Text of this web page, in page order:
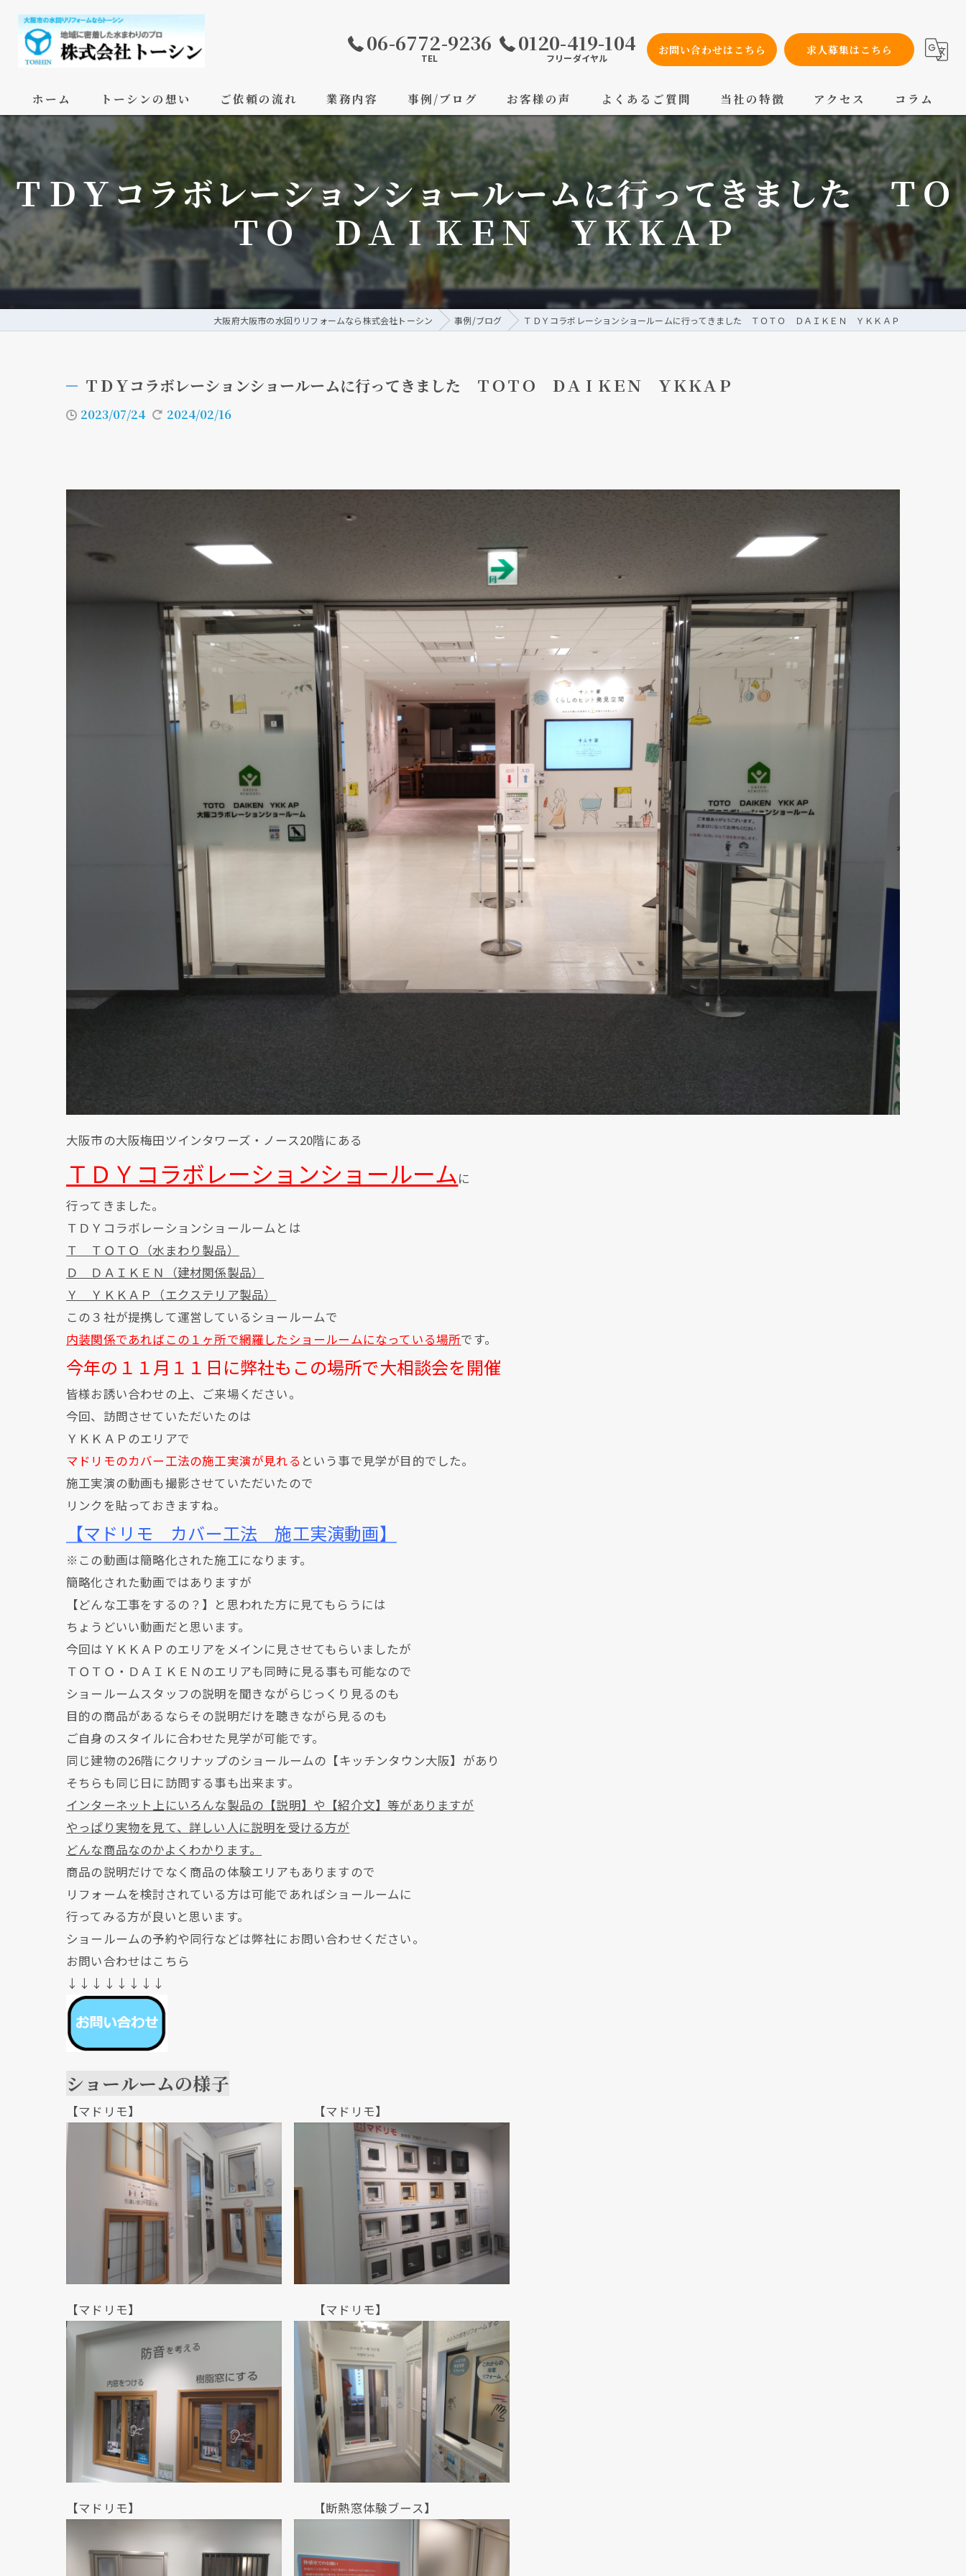
06-6772-9236
TEL
0120-419-104
フリーダイヤル
お問い合わせはこちら 求人募集はこちら
ホーム トーシンの想い ご依頼の流れ 業務内容 事例/ブログ お客様の声 よくあるご質問 当社の特徴
設備工事
内装工事
メンテナンス
配管工事
交換
アクセス コラム
ＴＤＹコラボレーションショールームに行ってきました ＴＯ
ＴＯ ＤＡＩＫＥＮ ＹＫＫＡＰ
大阪府大阪市の水回りリフォームなら株式会社トーシン 事例/ブログ ＴＤＹコラボレーションショールームに行ってきました ＴＯＴＯ ＤＡＩＫＥＮ ＹＫＫＡＰ
ＴＤＹコラボレーションショールームに行ってきました ＴＯＴＯ ＤＡＩＫＥＮ ＹＫＫＡＰ
2023/07/24 2024/02/16
大阪市の大阪梅田ツインタワーズ・ノース20階にある
ＴＤＹコラボレーションショールームに
行ってきました。
ＴＤＹコラボレーションショールームとは
Ｔ ＴＯＴＯ（水まわり製品）
Ｄ ＤＡＩＫＥＮ（建材関係製品）
Ｙ ＹＫＫＡＰ（エクステリア製品）
この３社が提携して運営しているショールームで
内装関係であればこの１ヶ所で網羅したショールームになっている場所です。
今年の１１月１１日に弊社もこの場所で大相談会を開催
皆様お誘い合わせの上、ご来場ください。
今回、訪問させていただいたのは
ＹＫＫＡＰのエリアで
マドリモのカバー工法の施工実演が見れる という事で見学が目的でした。
施工実演の動画も撮影させていただいたので
リンクを貼っておきますね。
【マドリモ カバー工法 施工実演動画】
※この動画は簡略化された施工になります。
簡略化された動画ではありますが
【どんな工事をするの？】と思われた方に見てもらうには
ちょうどいい動画だと思います。
今回はＹＫＫＡＰのエリアをメインに見させてもらいましたが
ＴＯＴＯ・ＤＡＩＫＥＮのエリアも同時に見る事も可能なので
ショールームスタッフの説明を聞きながらじっくり見るのも
目的の商品があるならその説明だけを聴きながら見るのも
ご自身のスタイルに合わせた見学が可能です。
同じ建物の26階にクリナップのショールームの【キッチンタウン大阪】があり
そちらも同じ日に訪問する事も出来ます。
インターネット上にいろんな製品の【説明】や【紹介文】等がありますが
やっぱり実物を見て、詳しい人に説明を受ける方が
どんな商品なのかよくわかります。
商品の説明だけでなく商品の体験エリアもありますので
リフォームを検討されている方は可能であればショールームに
行ってみる方が良いと思います。
ショールームの予約や同行などは弊社にお問い合わせください。
お問い合わせはこちら
↓↓↓↓↓↓↓↓
ショールームの様子
【マドリモ】 【マドリモ】
【マドリモ】 【マドリモ】
【マドリモ】 【断熱窓体験ブース】
クリックでチラシのページにジャンプします
クリックでチラシのページにジャンプします